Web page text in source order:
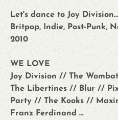
Let's dance to Joy Division...
Britpop, Indie, Post-Punk,
2010
WE LOVE
Joy Division // The
The Libertines // Blur //
Party // The Kooks //
Franz Ferdinand ...